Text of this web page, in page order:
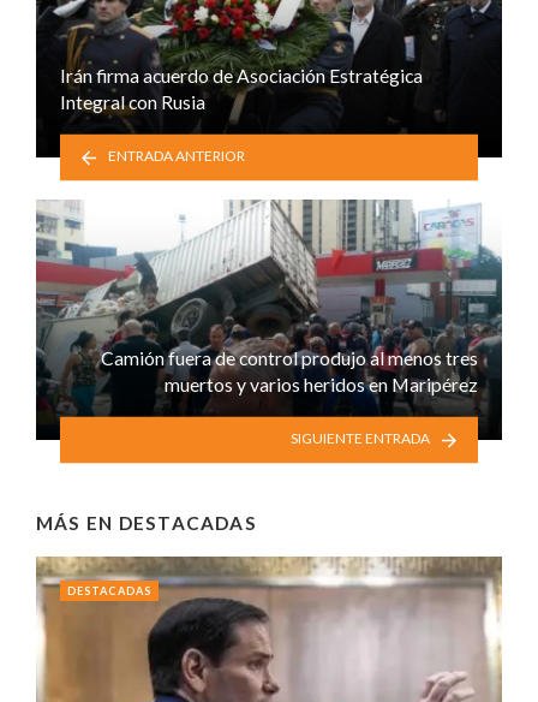
Irán firma acuerdo de Asociación Estratégica
Integral con Rusia
ENTRADA ANTERIOR
Camión fuera de control produjo al menos tres
muertos y varios heridos en Maripérez
SIGUIENTE ENTRADA
MÁS EN DESTACADAS
DESTACADAS